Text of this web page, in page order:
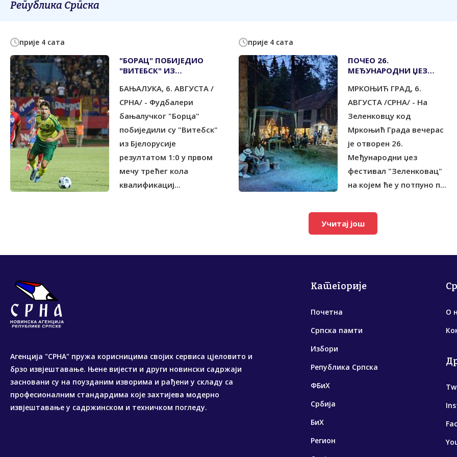
Република Српска
прије 4 сата
"БОРАЦ" ПОБИЈЕДИО
"ВИТЕБСК" ИЗ
БАЊАЛУКА, 6. АВГУСТА /
СРНА/ - Фудбалери
бањалучког "Борца"
побиједили су "Витебск"
из Бјелорусије
резултатом 1:0 у првом
мечу трећег кола
квалификациј...
прије 4 сата
ПОЧЕО 26.
МЕЂУНАРОДНИ ЏЕЗ
ЗЕЛЕНКОВЦУ
МРКОЊИЋ ГРАД, 6.
АВГУСТА /СРНА/ - На
Зеленковцу код
Мркоњић Града вечерас
је отворен 26.
Међународни џез
фестивал "Зеленковац"
на којем ће у потпуно п...
Учитај још
Агенција "СРНА" пружа корисницима својих сервиса цјеловито и
брзо извјештавање. Њене вијести и други новински садржаји
засновани су на поузданим изворима и рађени у складу са
професионалним стандардима које захтијева модерно
извјештавање у садржинском и техничком погледу.
Категорије
Почетна
Српска памти
Избори
Република Српска
ФБиХ
Србија
БиХ
Регион
О